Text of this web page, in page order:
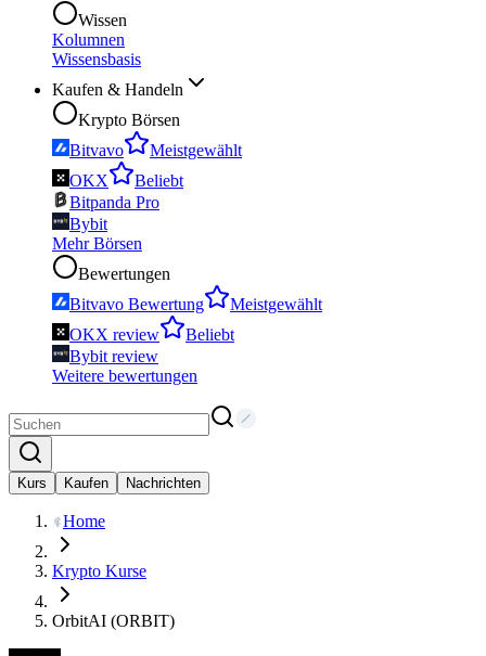
Wissen
Kolumnen
Wissensbasis
Kaufen & Handeln
Krypto Börsen
Bitvavo
Meistgewählt
OKX
Beliebt
Bitpanda Pro
Bybit
Mehr Börsen
Bewertungen
Bitvavo Bewertung
Meistgewählt
OKX review
Beliebt
Bybit review
Weitere bewertungen
Kurs Kaufen Nachrichten
Home
Krypto Kurse
OrbitAI (ORBIT)